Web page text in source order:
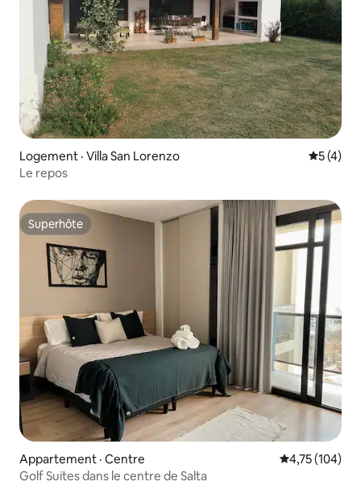
Logement · Villa San Lorenzo Note
5 (4)
Le repos
Superhôte
Superhôte
Appartement · Centre Note
4,75 (104)
Golf Suites dans le centre de Salta